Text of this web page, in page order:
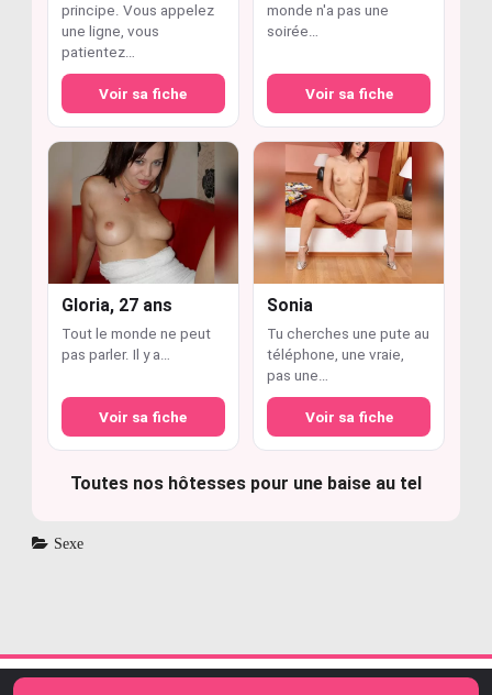
principe. Vous appelez
une ligne, vous
patientez…
Voir sa fiche
monde n'a pas une
soirée…
Voir sa fiche
Gloria, 27 ans
Tout le monde ne peut
pas parler. Il y a…
Voir sa fiche
Sonia
Tu cherches une pute au
téléphone, une vraie,
pas une…
Voir sa fiche
Toutes nos hôtesses pour une baise au tel
Sexe